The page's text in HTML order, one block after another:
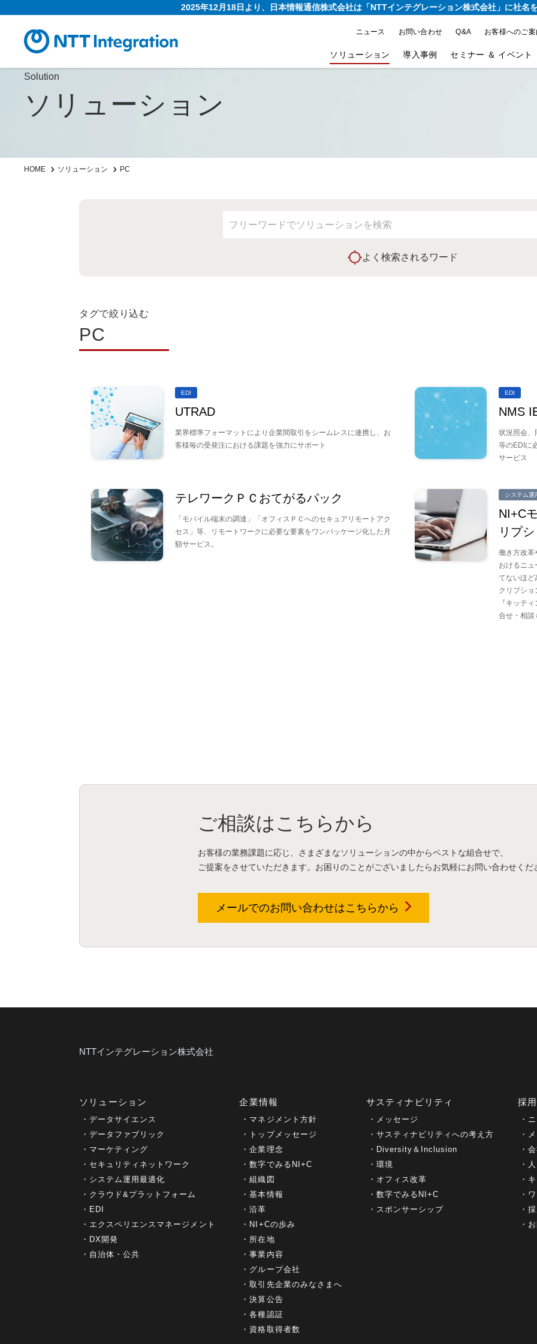
2025年12月18日より、日本情報通信株式会社は「NTTインテグレーション株式会社」に社名
ニュース お問い合わせ Q&A お客様へのご
ソリューション 導入事例 セミナー ＆ イベント
Solution
ソリューション
HOME ソリューション PC
よく検索されるワード
タグで絞り込む
PC
EDI
UTRAD
業界標準フォーマットにより企業間取引をシームレスに連携し、お
客様毎の受発注における課題を強力にサポート
EDI
NMS
状況照会、
等のEDIに
サービス
テレワークＰＣおてがるパック
「モバイル端末の調達」「オフィスＰＣへのセキュアリモートアク
セス」等、リモートワークに必要な要素をワンパッケージ化した月
額サービス。
システム運
NI+C
リプ
働き方改革
おけるニ
てないほど
クリプシ
『キッテ
合せ・相談
ご相談はこちらから
お客様の業務課題に応じ、さまざまなソリューションの中からベストな組合せで、
ご提案をさせていただきます。お困りのことがございましたらお気軽にお問い合わせくだ
メールでのお問い合わせはこちらから
NTTインテグレーション株式会社
ソリューション
データサイエンス
データファブリック
マーケティング
セキュリティネットワーク
システム運用最適化
クラウド&プラットフォーム
EDI
エクスペリエンスマネージメント
DX開発
自治体・公共
企業情報
マネジメント方針
トップメッセージ
企業理念
数字でみるNI+C
組織図
基本情報
沿革
NI+Cの歩み
所在地
事業内容
グループ会社
取引先企業のみなさまへ
決算公告
各種認証
資格取得者数
サスティナビリティ
メッセージ
サスティナビリティへの考え方
Diversity＆Inclusion
環境
オフィス改革
数字でみるNI+C
スポンサーシップ
採